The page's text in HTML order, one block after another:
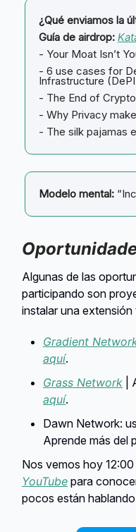
¿Qué enviamos la
Guía de airdrop:
- Your Moat Isn’t
- 6 use cases for
Infrastructure
- The End of
- Why Privacy
- The silk pajamas
Modelo mental:
Algunas de las
participando son
instalar una extensión
Gradient
aquí.
Grass Network |
aquí.
Dawn Network:
Aprende más del
Nos vemos hoy
YouTube para
pocos están